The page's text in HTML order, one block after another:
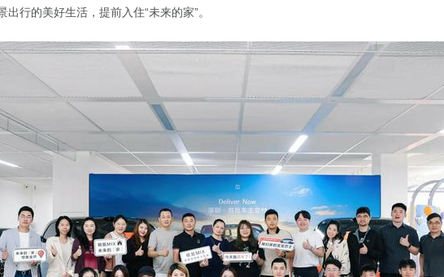
出行的美好生活，提前入住“未来的家”。